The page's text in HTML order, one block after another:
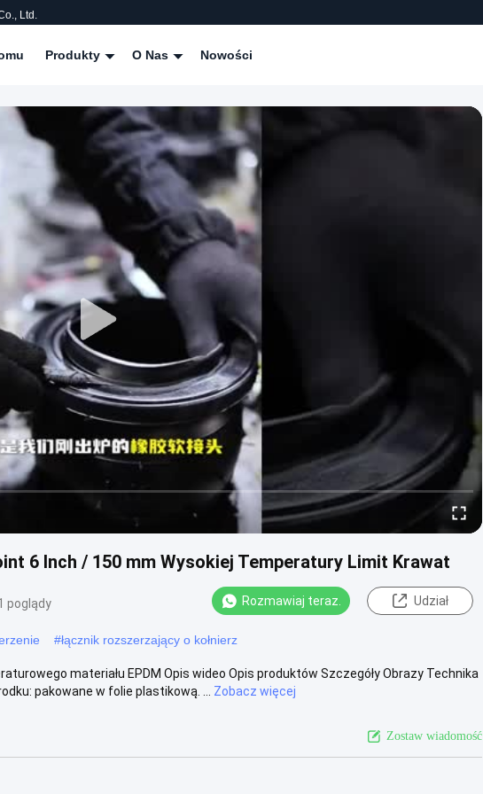
Ltd.
Produkty O Nas Nowości
6 Inch / 150 mm Wysokiej Temperatury Limit Krawat
poglądy Rozmawiaj teraz. Udział
#łącznik rozszerzający o kołnierz
materiału EPDM Opis wideo Opis produktów Szczegóły Obrazy Technika
pakowane w folie plastikową. ...
Zobacz więcej
Zostaw wiadomość